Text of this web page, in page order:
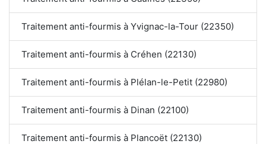
Traitement anti-fourmis à Yvignac-la-Tour (22350)
Traitement anti-fourmis à Créhen (22130)
Traitement anti-fourmis à Plélan-le-Petit (22980)
Traitement anti-fourmis à Dinan (22100)
Traitement anti-fourmis à Plancoët (22130)